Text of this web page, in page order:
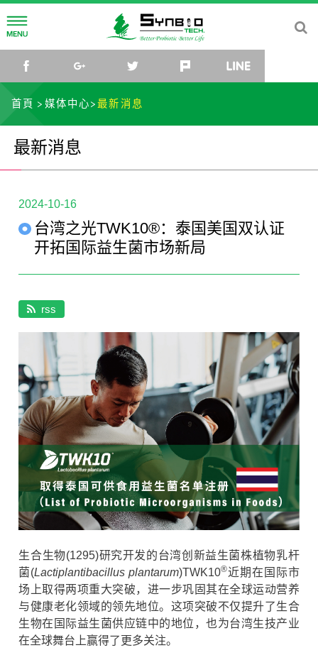
公司简介
公司理念
公司组织
研发中心
研究团队
菌种库
微生物体与乳酸菌应用研发中心
最新消息
活动讯息
影片
社会关怀
联络我们
TW EN CN
facebook google+ twitter
首頁 媒体中心 最新消息
最新消息
2024-10-16
台湾之光TWK10®：泰国美国双认证
开拓国际益生菌市场新局
rss
生合生物(1295)研究开发的台湾创新益生菌株植物乳杆
菌(Lactiplantibacillus plantarum)TWK10®近期在国际市
场上取得两项重大突破，进一步巩固其在全球运动营养
与健康老化领域的领先地位。这项突破不仅提升了生合
生物在国际益生菌供应链中的地位，也为台湾生技产业
在全球舞台上赢得了更多关注。